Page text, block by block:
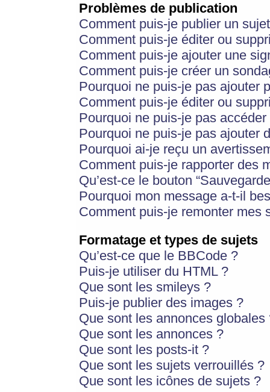
Problèmes de publication
Comment puis-je publier un
Comment puis-je éditer ou
Comment puis-je ajouter une
Comment puis-je créer un
Pourquoi ne puis-je pas ajouter
Comment puis-je éditer ou
Pourquoi ne puis-je pas
Pourquoi ne puis-je pas ajouter
Pourquoi ai-je reçu un
Comment puis-je rapporter des
Qu’est-ce le bouton
Pourquoi mon message a-t-il
Comment puis-je remonter mes
Formatage et types de sujets
Qu’est-ce que le BBCode ?
Puis-je utiliser du HTML ?
Que sont les smileys ?
Puis-je publier des images ?
Que sont les annonces globales
Que sont les annonces ?
Que sont les posts-it ?
Que sont les sujets verrouillés ?
Que sont les icônes de sujets ?